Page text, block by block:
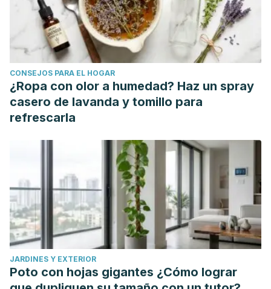
plástico y la salud: los costos ocultos de un planeta
plástico.https://www.ciel.org/plasticandhealth/
Dalberg, University of Newcastle, Australia y World Wide
Fund for Nature. (2019).Naturaleza sin plástico: evaluación
de la ingestión humana de plásticos presentes en la
naturaleza
. Gland, Suiza: World Wide Fund for Nature.
https://wwfes.awsassets.panda.org/
Samanipour, S., Kaserzon, S., Rauert, C., Wang, X., &
Thomas, K. V. (2021). Plastics contamination of store-
bought rice.Journal of Hazardous Materials
https://www.sciencedirect.com/
Dihub Li, H., Yang, J., Gao, M., Wang, J., & Sun, B. (2019).
Washing rice before cooking has no large effect on the
texture of cooked rice.Food Chemistry,271, 388-392.
https://www.sciencedirect.com/
Fondo Mundial para la Naturaleza. (s.f.)
Consumimos el
CONSEJOS PARA EL HOGAR
¿Ropa con olor a humedad? Haz un spray
casero de lavanda y tomillo para
refrescarla
JARDINES Y EXTERIOR
Poto con hojas gigantes ¿Cómo lograr